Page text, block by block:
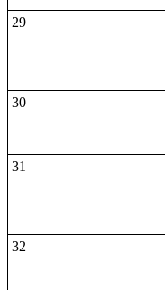
29
30
31
32